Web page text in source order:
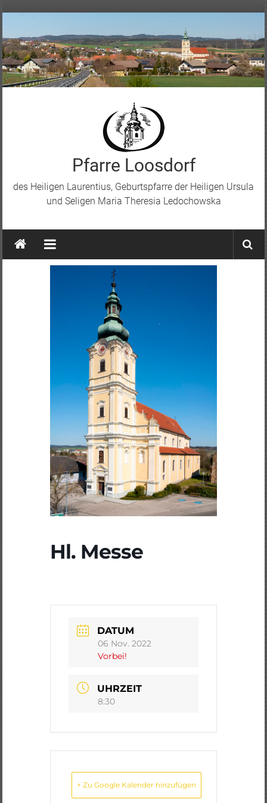
Pfarre Loosdorf
des Heiligen Laurentius, Geburtspfarre der Heiligen Ursula
und Seligen Maria Theresia Ledochowska
Hl. Messe
DATUM
06 Nov. 2022
Vorbei!
UHRZEIT
8:30
+ Zu Google Kalender hinzufügen